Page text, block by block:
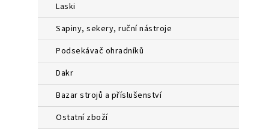
laski
sapiny, sekery, ruční nástroje
podsekávač ohradníků
dakr
bazar strojů a příslušenství
ostatní zboží